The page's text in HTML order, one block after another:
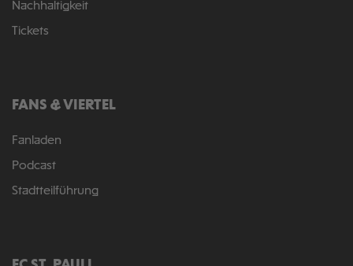
Nachhaltigkeit
Tickets
FANS & VIERTEL
Fanladen
Podcast
Stadtteilführung